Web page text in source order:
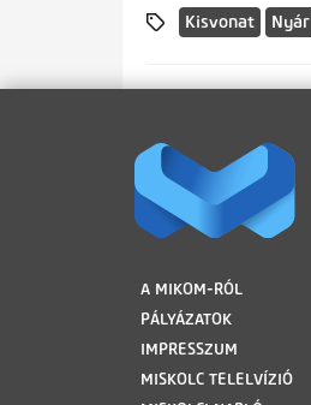
Kisvonat Nyár
LÁBLÉC
A MIKOM-RÓL
PÁLYÁZATOK
IMPRESSZUM
MISKOLC TELELVÍZIÓ